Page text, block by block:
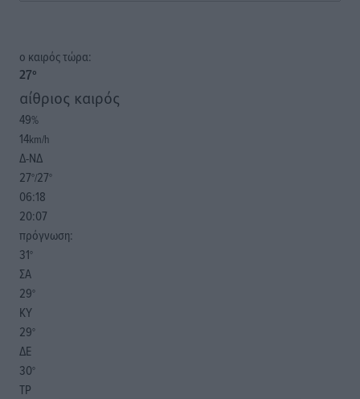
o καιρός τώρα:
27°
αίθριος καιρός
49%
14km/h
Δ-ΝΔ
27°/27°
06:18
20:07
πρόγνωση:
31°
ΣΑ
29°
ΚΥ
29°
ΔΕ
30°
ΤΡ